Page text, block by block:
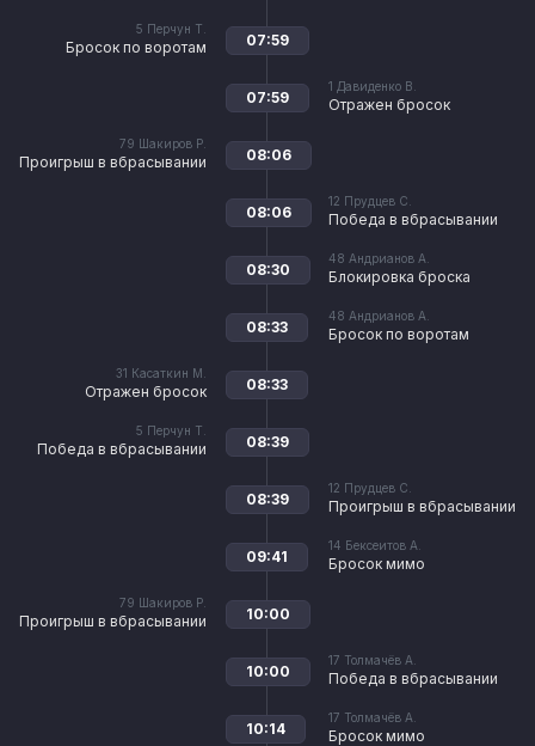
5 Перчун Т.
Бросок по воротам 07:59
1 Давиденко В.
Отражен бросок
07:59
79 Шакиров Р.
Проигрыш в вбрасывании 08:06
12 Прудцев С.
Победа в вбрасывании
08:06
48 Андрианов А.
Блокировка броска
08:30
48 Андрианов А.
Бросок по воротам
08:33
31 Касаткин М.
Отражен бросок 08:33
5 Перчун Т.
Победа в вбрасывании 08:39
12 Прудцев С.
Проигрыш в вбрасывании
08:39
14 Бексеитов А.
Бросок мимо
09:41
79 Шакиров Р.
Проигрыш в вбрасывании 10:00
17 Толмачёв А.
Победа в вбрасывании
10:00
17 Толмачёв А.
Бросок мимо
10:14